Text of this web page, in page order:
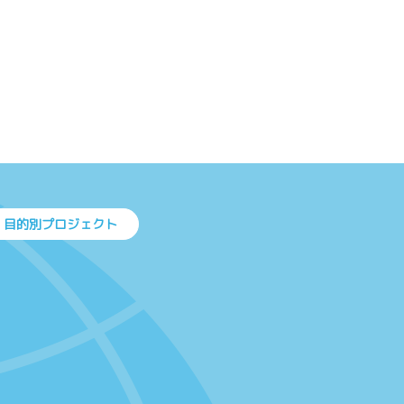
目的別プロジェクト